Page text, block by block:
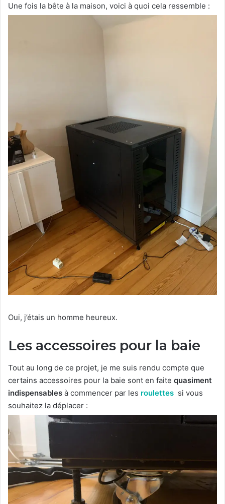
Une fois la bête à la maison, voici à quoi cela ressemble :
Oui, j’étais un homme heureux.
Les accessoires pour la baie
Tout au long de ce projet, je me suis rendu compte que
certains accessoires pour la baie sont en faite quasiment
indispensables à commencer par les roulettes si vous
souhaitez la déplacer :